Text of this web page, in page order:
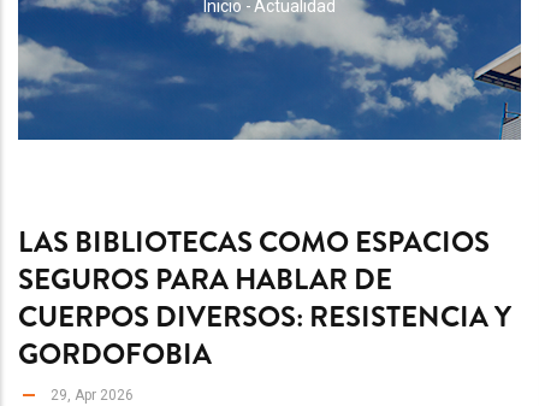
RUTA
DE
NAVEGACIÓN
Inicio -Actualidad
LAS BIBLIOTECAS COMO ESPACIOS
SEGUROS PARA HABLAR DE
CUERPOS DIVERSOS: RESISTENCIA Y
GORDOFOBIA
29, Apr 2026